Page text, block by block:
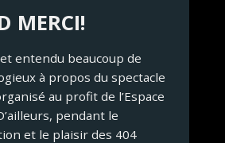
MERCI!
entendu beaucoup de
à propos du spectacle
au profit de l’Espace
pendant le
et le plaisir des 404